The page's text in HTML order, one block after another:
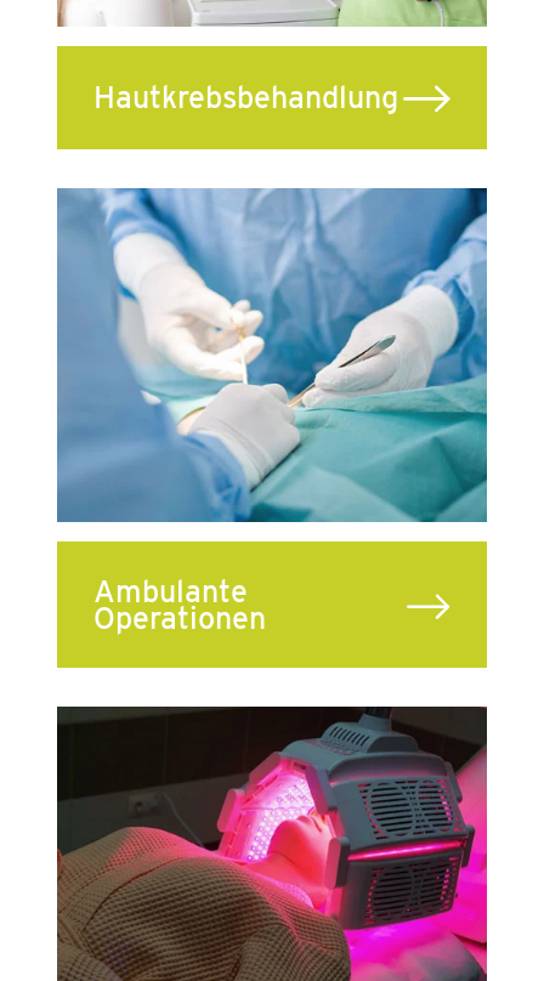
Hautkrebsbehandlung
Ambulante
Operationen